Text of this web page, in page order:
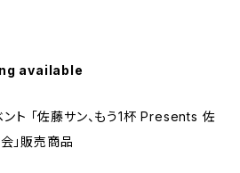
available
ト 「佐藤サン、もう1杯 Presents 佐
」販売商品